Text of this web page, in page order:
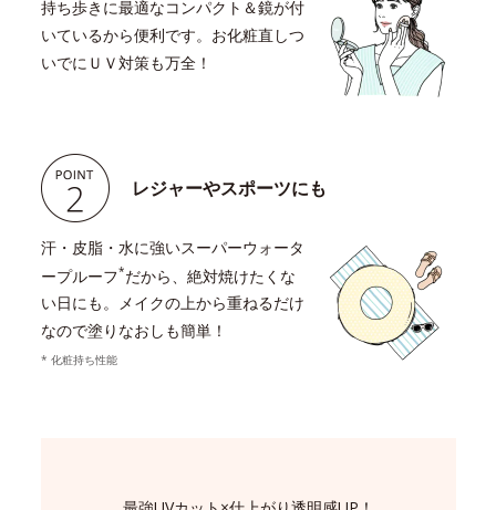
持ち歩きに最適なコンパクト＆鏡が付
いているから便利です。お化粧直しつ
いでにＵＶ対策も万全！
レジャーやスポーツにも
汗・皮脂・水に強いスーパーウォータ
ープルーフ*だから、絶対焼けたくな
い日にも。メイクの上から重ねるだけ
なので塗りなおしも簡単！
* 化粧持ち性能